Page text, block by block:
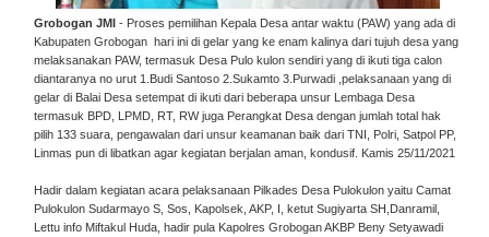
Grobogan JMI - Proses pemilihan Kepala Desa antar waktu (PAW) yang ada di
Kabupaten Grobogan hari ini di gelar yang ke enam kalinya dari tujuh desa yang
melaksanakan PAW, termasuk Desa Pulo kulon sendiri yang di ikuti tiga calon
diantaranya no urut 1.Budi Santoso 2.Sukamto 3.Purwadi ,pelaksanaan yang di
gelar di Balai Desa setempat di ikuti dari beberapa unsur Lembaga Desa
termasuk BPD, LPMD, RT, RW juga Perangkat Desa dengan jumlah total hak
pilih 133 suara, pengawalan dari unsur keamanan baik dari TNI, Polri, Satpol PP,
Linmas pun di libatkan agar kegiatan berjalan aman, kondusif. Kamis 25/11/2021
Hadir dalam kegiatan acara pelaksanaan Pilkades Desa Pulokulon yaitu Camat
Pulokulon Sudarmayo S, Sos, Kapolsek, AKP, I, ketut Sugiyarta SH,Danramil,
Lettu info Miftakul Huda, hadir pula Kapolres Grobogan AKBP Beny Setyawadi